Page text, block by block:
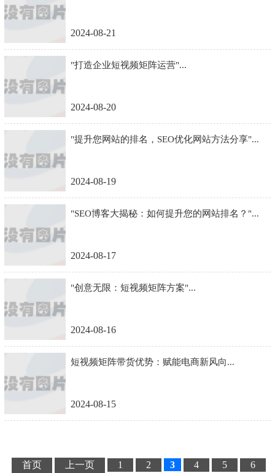
2024-08-21
"打造企业短视频矩阵运营"...
2024-08-20
"提升您网站的排名，SEO优化网站方法分享"...
2024-08-19
"SEO博客大揭秘：如何提升您的网站排名？"...
2024-08-17
"创意无限：短视频矩阵方案"...
2024-08-16
短视频矩阵带货优势：赋能电商新风向...
2024-08-15
首页 上一页 1 2 3 4 5 6